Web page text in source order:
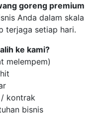
goreng premium
Anda dalam skala
terjaga setiap hari.
ke kami?
melempem)
kontrak
bisnis